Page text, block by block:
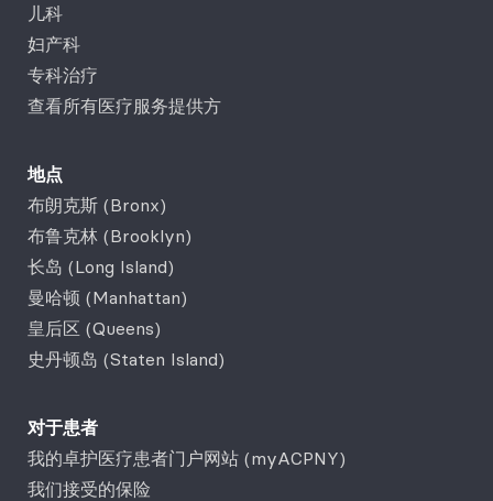
儿科
妇产科
专科治疗
查看所有医疗服务提供方
地点
布朗克斯 (Bronx)
布鲁克林 (Brooklyn)
长岛 (Long Island)
曼哈顿 (Manhattan)
皇后区 (Queens)
史丹顿岛 (Staten Island)
对于患者
我的卓护医疗患者门户网站 (myACPNY)
我们接受的保险